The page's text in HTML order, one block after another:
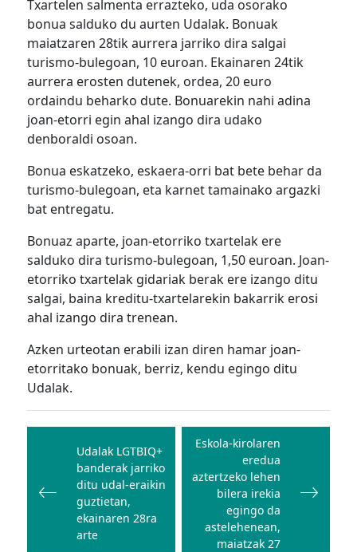
Txartelen salmenta errazteko, uda osorako
bonua salduko du aurten Udalak. Bonuak
maiatzaren 28tik aurrera jarriko dira salgai
turismo-bulegoan, 10 euroan. Ekainaren 24tik
aurrera erosten dutenek, ordea, 20 euro
ordaindu beharko dute. Bonuarekin nahi adina
joan-etorri egin ahal izango dira udako
denboraldi osoan.
Bonua eskatzeko, eskaera-orri bat bete behar da
turismo-bulegoan, eta karnet tamainako argazki
bat entregatu.
Bonuaz aparte, joan-etorriko txartelak ere
salduko dira turismo-bulegoan, 1,50 euroan. Joan-
etorriko txartelak gidariak berak ere izango ditu
salgai, baina kreditu-txartelarekin bakarrik erosi
ahal izango dira trenean.
Azken urteotan erabili izan diren hamar joan-
etorritako bonuak, berriz, kendu egingo ditu
Udalak.
Bidalketetan
zehar
nabigatu
Udalak LGTBIQ+
banderak jarriko
ditu udal-eraikin
guztietan,
ekainaren 28ra
arte
Eskola-kirolaren
eredua
aztertzeko lehen
bilera irekia
egingo da
astelehenean,
maiatzak 27